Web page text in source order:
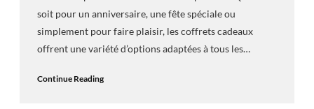
soit pour un anniversaire, une fête spéciale ou
simplement pour faire plaisir, les coffrets cadeaux
offrent une variété d’options adaptées à tous les…
Continue Reading